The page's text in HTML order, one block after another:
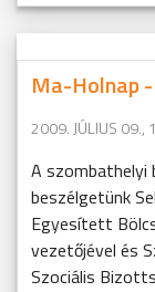
Ma-Holnap
2009. JÚLIUS 09.,
A szombathelyi
beszélgetünk
Egyesített
vezetőjével és
Szociális